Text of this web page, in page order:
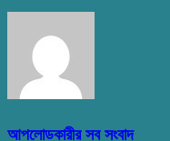
আপলোডকারীর সব সংবাদ